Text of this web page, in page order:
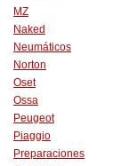
MZ
Naked
Neumáticos
Norton
Oset
Ossa
Peugeot
Piaggio
Preparaciones